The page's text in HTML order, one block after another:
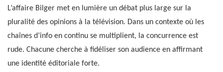
L’affaire Bilger met en lumière un débat plus large sur la
pluralité des opinions à la télévision. Dans un contexte où les
chaînes d’info en continu se multiplient, la concurrence est
rude. Chacune cherche à fidéliser son audience en affirmant
une identité éditoriale forte.